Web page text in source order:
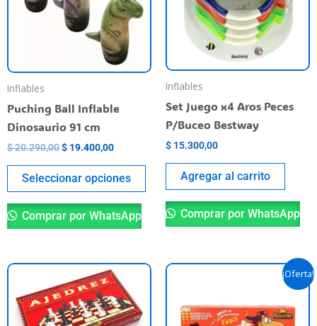
Inflables
Puching Ball Inflable
Dinosaurio 91 cm
$20.290,00$ 19.400,00
Seleccionar opciones
variantes.
opciones
se
pueden
elegir
producto
Comprar por WhatsApp
Inflables
Set Juego x4 Aros Peces
P/Buceo Bestway
$ 15.300,00
Agregar al carrito
Comprar por WhatsApp
¡Oferta!
El
era:
$ 50.000,00.
El
precio
actual
es:
$